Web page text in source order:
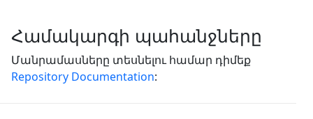
Համակարգի պահանջները
Մանրամասները տեսնելու համար դիմեք
Repository Documentation: